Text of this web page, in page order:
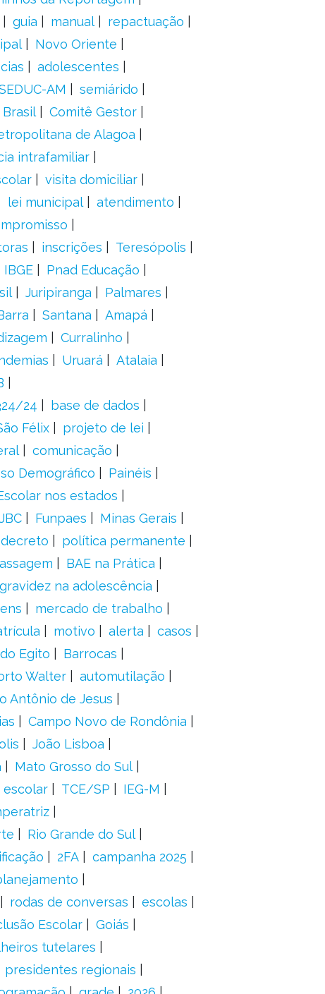
guia manual
repactuação
Novo Oriente
adolescentes
AM
semiárido
Comitê Gestor
de Alagoa
intrafamiliar
visita domiciliar
lei municipal
atendimento
inscrições
Teresópolis
IBGE
Pnad Educação
Juripiranga
Palmares
Santana
Amapá
Curralinho
Uruará
Atalaia
24
base de dados
Félix
projeto de lei
comunicação
Demográfico
Painéis
nos estados
Funpaes
Minas Gerais
decreto
política permanente
BAE na Prática
gravidez na adolescência
mercado de trabalho
motivo alerta
casos
Egito
Barrocas
Walter
automutilação
Antônio de Jesus
Campo Novo de Rondônia
João Lisboa
Mato Grosso do Sul
TCE/SP
IEG-M
Rio Grande do Sul
2FA
campanha 2025
rodas de conversas
escolas
Escolar
Goiás
tutelares
presidentes regionais